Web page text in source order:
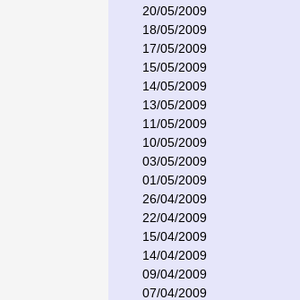
20/05/2009
18/05/2009
17/05/2009
15/05/2009
14/05/2009
13/05/2009
11/05/2009
10/05/2009
03/05/2009
01/05/2009
26/04/2009
22/04/2009
15/04/2009
14/04/2009
09/04/2009
07/04/2009